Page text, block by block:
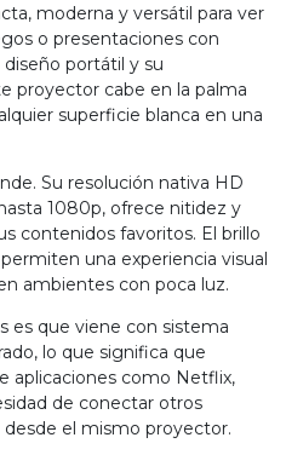
moderna y versátil para ver
o presentaciones con
diseño portátil y su
proyector cabe en la palma
superficie blanca en una
Su resolución nativa HD
1080p, ofrece nitidez y
contenidos favoritos. El brillo
una experiencia visual
ambientes con poca luz.
es que viene con sistema
lo que significa que
aplicaciones como Netflix,
de conectar otros
desde el mismo proyector.